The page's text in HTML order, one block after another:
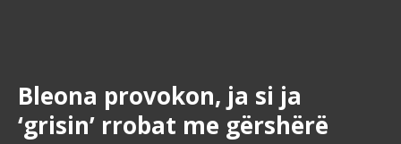
Bleona provokon, ja si ja
‘grisin’ rrobat me gërshërë